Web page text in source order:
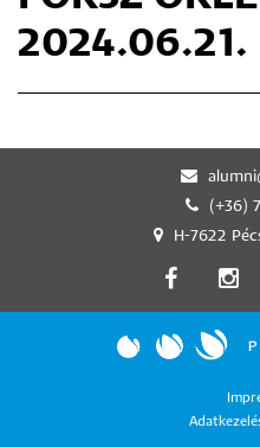
2024.06.21.
(+36)
H-7622